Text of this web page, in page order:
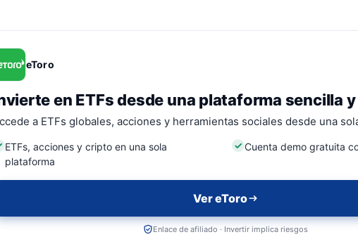
eToro
en ETFs desde una plataforma sencilla
a ETFs globales, acciones y herramientas sociales desde una
ETFs, acciones y cripto en una sola
plataforma
Cuenta demo gratuita
Ver eToro
Enlace de afiliado · Invertir implica riesgos